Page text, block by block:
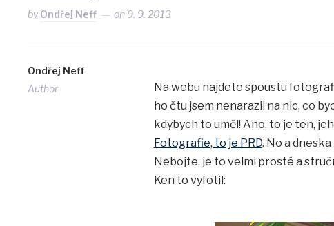
byOndřej Neff on 9. 9. 2013
Ondřej Neff
Author
Na webu najdete spoustu
ho čtu jsem nenarazil na nic, co
kdybych to uměl! Ano, to je ten,
Fotografie, to je PRD. No a
Nebojte, je to velmi prosté a
Ken to vyfotil: